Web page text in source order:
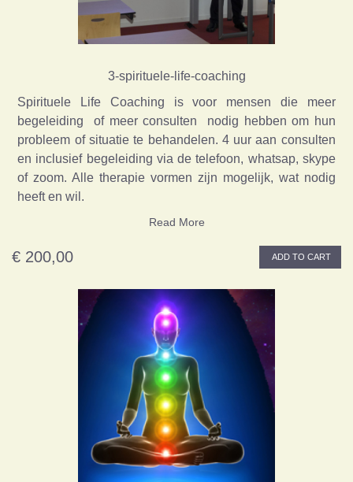
3-spirituele-life-coaching
Spirituele Life Coaching is voor mensen die meer
begeleiding of meer consulten nodig hebben om hun
probleem of situatie te behandelen. 4 uur aan consulten
en inclusief begeleiding via de telefoon, whatsap, skype
of zoom. Alle therapie vormen zijn mogelijk, wat nodig
heeft en wil.
Read More
€ 200,00 ADD TO CART